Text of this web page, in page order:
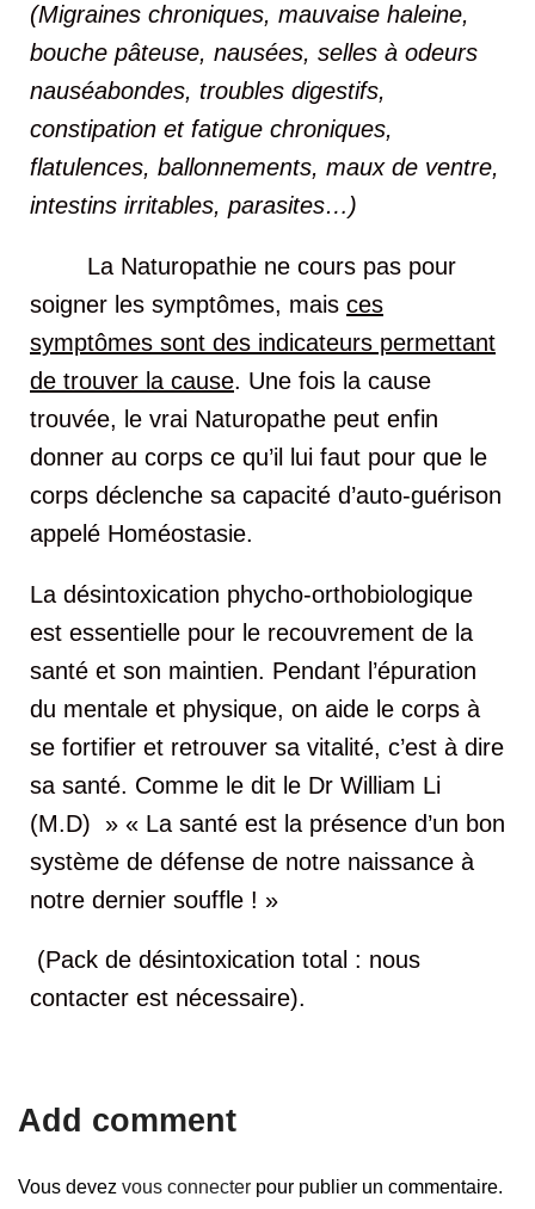
(Migraines chroniques, mauvaise haleine,
bouche pâteuse, nausées, selles à odeurs
nauséabondes, troubles digestifs,
constipation et fatigue chroniques,
flatulences, ballonnements, maux de ventre,
intestins irritables, parasites…)
La Naturopathie ne cours pas pour
soigner les symptômes, mais ces
symptômes sont des indicateurs permettant
de trouver la cause. Une fois la cause
trouvée, le vrai Naturopathe peut enfin
donner au corps ce qu’il lui faut pour que le
corps déclenche sa capacité d’auto-guérison
appelé Homéostasie.
La désintoxication phycho-orthobiologique
est essentielle pour le recouvrement de la
santé et son maintien. Pendant l’épuration
du mentale et physique, on aide le corps à
se fortifier et retrouver sa vitalité, c’est à dire
sa santé. Comme le dit le Dr William Li
(M.D) » « La santé est la présence d’un bon
système de défense de notre naissance à
notre dernier souffle ! »
(Pack de désintoxication total : nous
contacter est nécessaire).
Add comment
Vous devez vous connecter pour publier un commentaire.